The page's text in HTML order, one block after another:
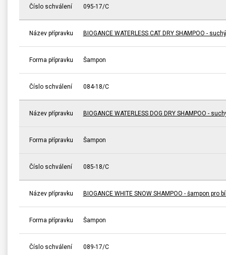
Číslo schválení 095-17/C
Název přípravku BIOGANCE WATERLESS CAT DRY SHAMPOO -
Forma přípravku Šampon
Číslo schválení 084-18/C
Název přípravku BIOGANCE WATERLESS DOG DRY SHAMPOO -
Forma přípravku Šampon
Číslo schválení 085-18/C
Název přípravku BIOGANCE WHITE SNOW SHAMPOO - šampon pro
Forma přípravku Šampon
Číslo schválení 089-17/C